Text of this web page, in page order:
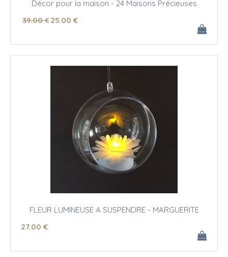
Décor pour la maison - 24 Maisons Précieuses
39.00 €25.00 €
FLEUR LUMINEUSE A SUSPENDRE - MARGUERITE
27.00 €